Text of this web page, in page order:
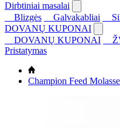
Dirbtiniai masalai
Blizgės
Galvakabliai
DOVANŲ KUPONAI
DOVANŲ KUPONAI
Pristatymas
Champion Feed